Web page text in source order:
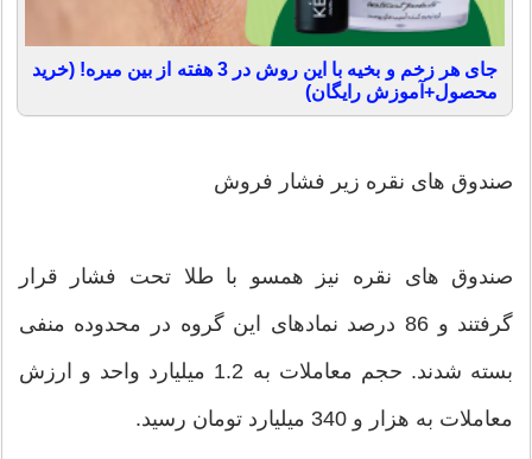
جای هر زخم و بخیه با این روش در 3 هفته از بین میره! (خرید
محصول+آموزش رایگان)
صندوق های نقره زیر فشار فروش
صندوق های نقره نیز همسو با طلا تحت فشار قرار
گرفتند و 86 درصد نمادهای این گروه در محدوده منفی
بسته شدند. حجم معاملات به 1.2 میلیارد واحد و ارزش
معاملات به هزار و 340 میلیارد تومان رسید.